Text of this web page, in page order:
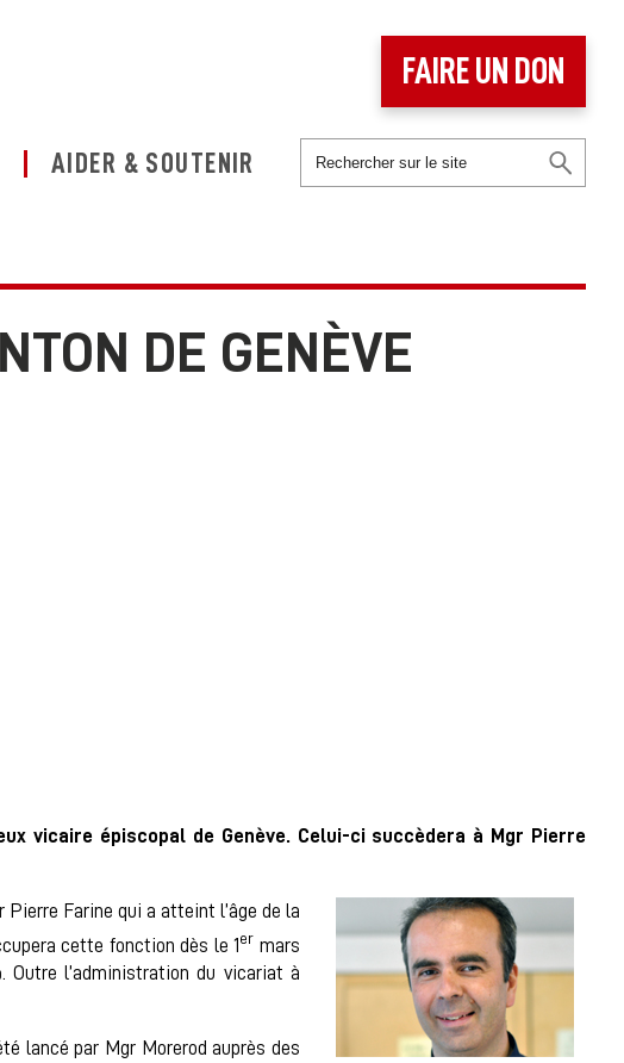
AIDER & SOUTENIR
FAIRE UN DON
DE GENÈVE
vicaire épiscopal de Genève. Celui-ci succèdera à Mgr Pierre
Pierre Farine qui a atteint l’âge de la
cette fonction dès le 1 er mars
Outre l’administration du vicariat à
lancé par Mgr Morerod auprès des